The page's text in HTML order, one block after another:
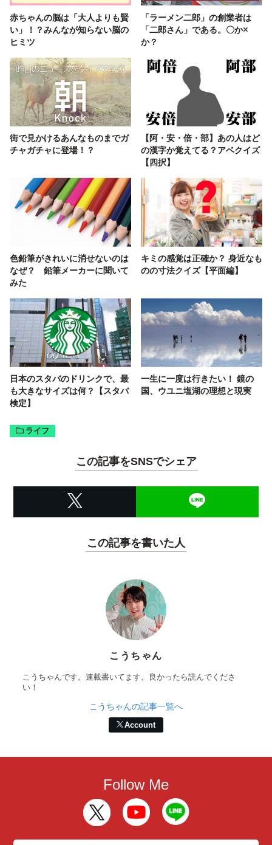
赤ちゃんの脳は「大人よりも賢
い」！？みんなが知らない脳の
ヒミツ
「ラーメン二郎」の創業者は
「二郎さん」である。〇か×
か？
街で見かけるあんなものまでガ
チャガチャに登場！？
【阿・安・倍・部】あの人はど
の漢字か覚えてる？アベクイズ
【四択】
色鉛筆がきれいに消せないのは
なぜ？ 鉛筆メーカーに聞いて
みた
キミの感覚は正確か？ 身近なも
のの寸法クイズ【平面編】
日本のスタバのドリンクで、最
も大きなサイズは何？【スタバ
検定】
一生に一度は行きたい！ 鏡の
国、ウユニ塩湖の理想と現実
ライフ
この記事をSNSでシェア
この記事を書いた人
こうちゃん
こうちゃんです。連載書いてます。良かったら読んでくださ
い！
こうちゃんの記事一覧へ
Account
Follow Me